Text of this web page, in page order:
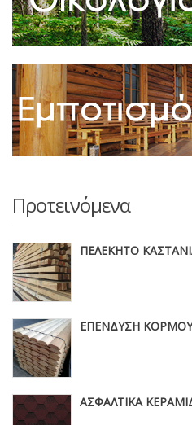
Προτεινόμενα
ΠΕΛΕΚΗΤΟ
ΕΠΕΝΔΥΣΗ
ΑΣΦΑΛΤΙΚΑ